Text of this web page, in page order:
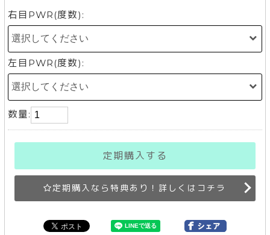
右目PWR(度数):
左目PWR(度数):
数量:
定期購入する
定期購入なら特典あり！詳しくはコチラ